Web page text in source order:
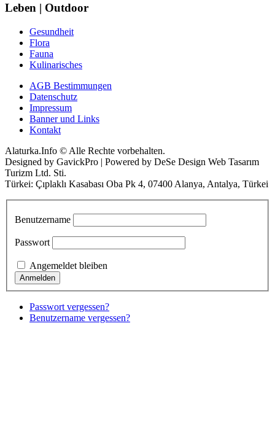
Leben | Outdoor
Gesundheit
Flora
Fauna
Kulinarisches
AGB Bestimmungen
Datenschutz
Impressum
Banner und Links
Kontakt
Alaturka.Info © Alle Rechte vorbehalten.
Designed by GavickPro | Powered by DeSe Design Web Tasarım
Turizm Ltd. Sti.
Türkei: Çıplaklı Kasabası Oba Pk 4, 07400 Alanya, Antalya, Türkei
Benutzername
Passwort
Angemeldet bleiben
Passwort vergessen?
Benutzername vergessen?